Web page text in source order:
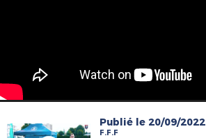
Publié le 20/09/2022
F.F.F